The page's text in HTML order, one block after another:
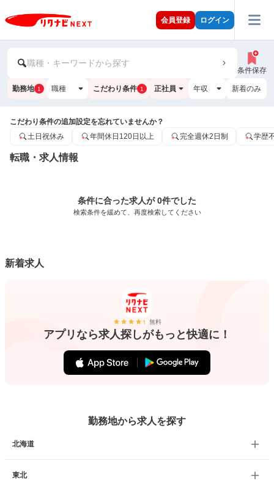
会員登録 ログイン
職種・キーワードから探す
条件保存
勤務地 1 職種 こだわり条件 1 正社員 年収 新着のみ
こだわり条件の追加設定を忘れていませんか？
土日祝休み
年間休日120日以上 完全週休2日制 学歴
転職・求人情報
条件に合った求人が 0件でした
検索条件を緩めて、再度検索してください
新着求人
無料
アプリなら求人探しがもっと快適に！
勤務地から求人を探す
北海道
東北